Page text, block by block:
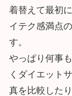
着替えて最初
イテク感満点
す。
やっぱり何事
くダイエット
真を比較した